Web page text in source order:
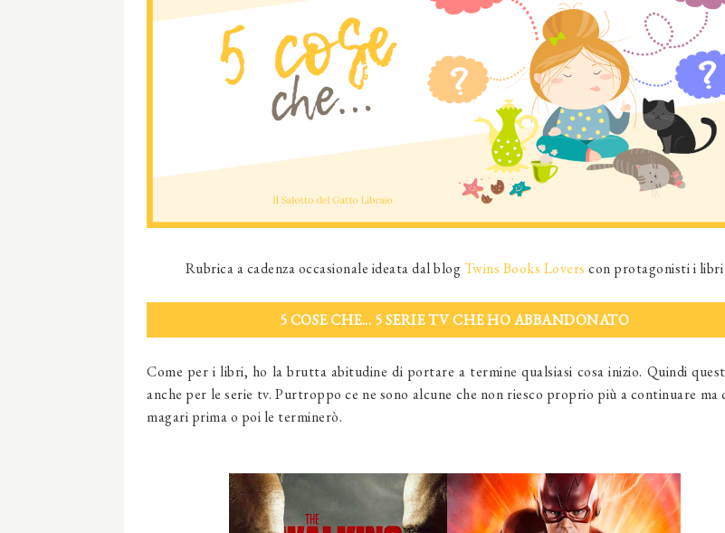
Rubrica a cadenza occasionale ideata dal blogTwins Books Lovers con protagonisti i libri
5 COSE CHE... 5 SERIE TV CHE HO ABBANDONATO
Come per i libri, ho la brutta abitudine di portare a termine qualsiasi cosa inizio. Quindi
anche per le serie tv. Purtroppo ce ne sono alcune che non riesco proprio più a continuare ma
magari prima o poi le terminerò.